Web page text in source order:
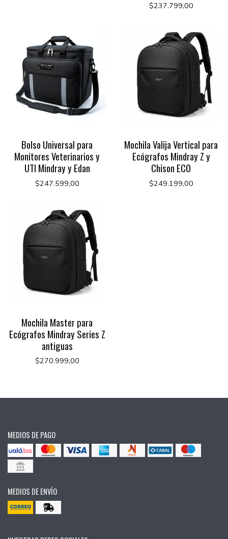
$237.799,00
Bolso Universal para
Monitores Veterinarios y
UTI Mindray y Edan
$247.599,00
Mochila Valija Vertical para
Ecógrafos Mindray Z y
Chison ECO
$249.199,00
Mochila Master para
Ecógrafos Mindray Series Z
antiguas
$270.999,00
MEDIOS DE PAGO
MEDIOS DE ENVÍO